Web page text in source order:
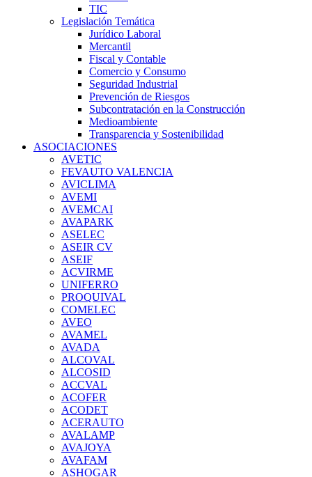
TIC
Legislación Temática
Jurídico Laboral
Mercantil
Fiscal y Contable
Comercio y Consumo
Seguridad Industrial
Prevención de Riesgos
Subcontratación en la Construcción
Medioambiente
Transparencia y Sostenibilidad
ASOCIACIONES
AVETIC
FEVAUTO VALENCIA
AVICLIMA
AVEMI
AVEMCAI
AVAPARK
ASELEC
ASEIR CV
ASEIF
ACVIRME
UNIFERRO
PROQUIVAL
COMELEC
AVEO
AVAMEL
AVADA
ALCOVAL
ALCOSID
ACCVAL
ACOFER
ACODET
ACERAUTO
AVALAMP
AVAJOYA
AVAFAM
ASHOGAR